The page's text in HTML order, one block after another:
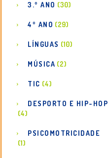
3.º ANO (30)
4º ANO (29)
LÍNGUAS (10)
MÚSICA (2)
TIC (4)
DESPORTO E HIP-HOP
(4)
PSICOMOTRICIDADE
(1)